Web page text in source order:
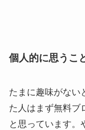
個人的に思うこ
たまに趣味がない
た人はまず無料ブ
と思っています。